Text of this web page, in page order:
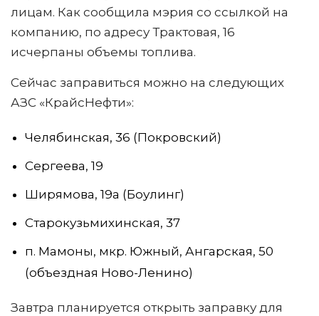
лицам. Как сообщила мэрия со ссылкой на
компанию, по адресу Трактовая, 16
исчерпаны объемы топлива.
Сейчас заправиться можно на следующих
АЗС «КрайсНефти»:
Челябинская, 36 (Покровский)
Сергеева, 19
Ширямова, 19а (Боулинг)
Старокузьмихинская, 37
п. Мамоны, мкр. Южный, Ангарская, 50
(объездная Ново-Ленино)
Завтра планируется открыть заправку для